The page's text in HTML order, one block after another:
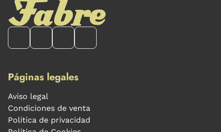
Páginas legales
Aviso legal
Condiciones de venta
Política de privacidad